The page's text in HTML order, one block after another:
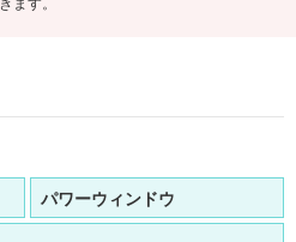
パワーウィンドウ